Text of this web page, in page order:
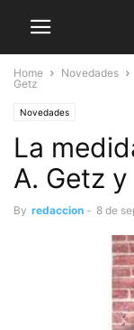
Home Novedades
Getz
Novedades
La
A. Getz
By redaccion - 8 de